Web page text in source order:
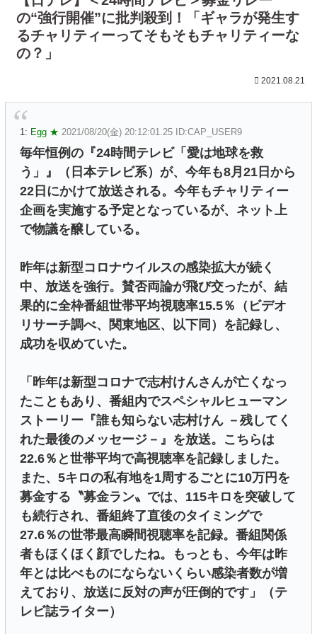
の“強行開催”に批判殺到！「ギャラが発生す
るチャリティーってそもそもチャリティーな
の？」
2021.08.21
1: Egg ★ 2021/08/20(金) 20:12:01.25 ID:CAP_USER9
毎年恒例の『24時間テレビ「愛は地球を救
う」』（日本テレビ系）が、今年も8月21日から
22日にかけて放送される。今年もチャリティー
企画を実施する予定となっているが、ネット上
で物議を醸している。
昨年は新型コロナウイルスの感染拡大が続く
中、放送を強行。賛否両論が飛び交ったが、結
果的に全枠番組世帯平均視聴率15.5％（ビデオ
リサーチ調べ、関東地区、以下同）を記録し、
成功を収めていた。
「昨年は新型コロナで志村けんさんが亡くなっ
たこともあり、番組内でスペシャルヒューマン
ストーリー『誰も知らない志村けん －残してく
れた最後のメッセージ－』を放送。こちらは
22.6％と世帯平均で高視聴率を記録しました。
また、5キロの私有地を1周するごとに10万円を
募金する〝募金ラン〟では、115キロを突破して
も続行され、番組終了直後のタイミングで
27.6％の世帯最高瞬間視聴率を記録。番組関係
者もほくほく顔でしたね。もっとも、今年は昨
年とは比べものにならないくらい感染者数が増
えており、放送に反対の声が圧倒的です」（テ
レビ誌ライター）